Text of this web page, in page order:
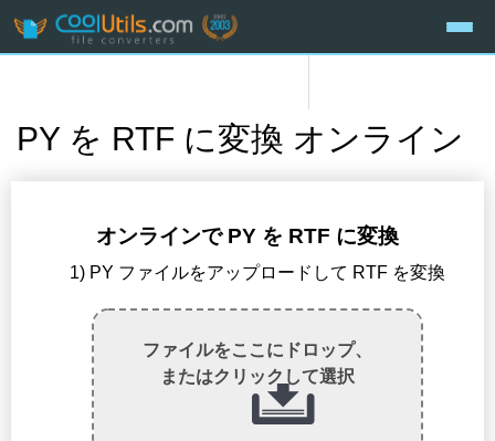
PY を RTF に変換 オンライン
オンラインで PY を RTF に変換
1) PY ファイルをアップロードして RTF を変換
ファイルをここにドロップ、
またはクリックして選択